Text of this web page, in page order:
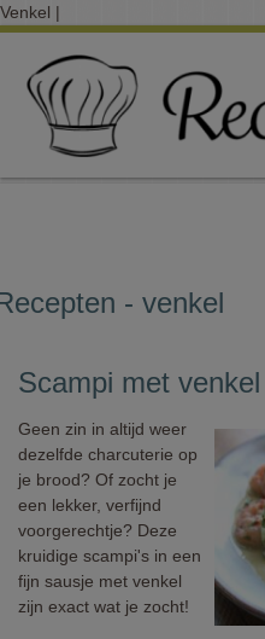
Venkel |
- venkel
Scampi met
Geen zin in altijd weer
dezelfde charcuterie op
je brood? Of zocht je
een lekker, verfijnd
voorgerechtje? Deze
kruidige scampi's in een
fijn sausje met venkel
zijn exact wat je zocht!